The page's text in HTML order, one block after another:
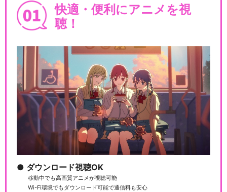
快適・便利にアニメを視
聴！
ダウンロード視聴OK
移動中でも高画質アニメが視聴可能
Wi-Fi環境でもダウンロード可能で通信料も安心